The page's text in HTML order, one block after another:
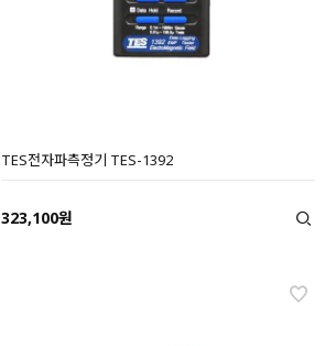
TES전자파측정기 TES-1392
323,100원